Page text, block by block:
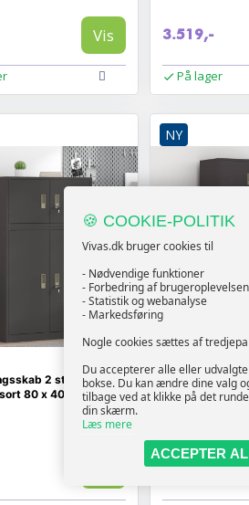
Vis 3.519,-
På lager
2 stk. i stål
80 x 40 x 130 cm
NY
x 40 x 180 cm i
2.819,-
🍪 COOKIE-POLITIK
Vivas.dk bruger cookies til
- Nødvendige funktioner
- Forbedring af brugeroplevelsen
- Statistik og webanalyse
- Markedsføring
Nogle cookies sættes af
Du accepterer alle eller
bokse. Du kan ændre dine valg
tilbage ved at klikke på det
din skærm.
Læs mere
ACCEPTER